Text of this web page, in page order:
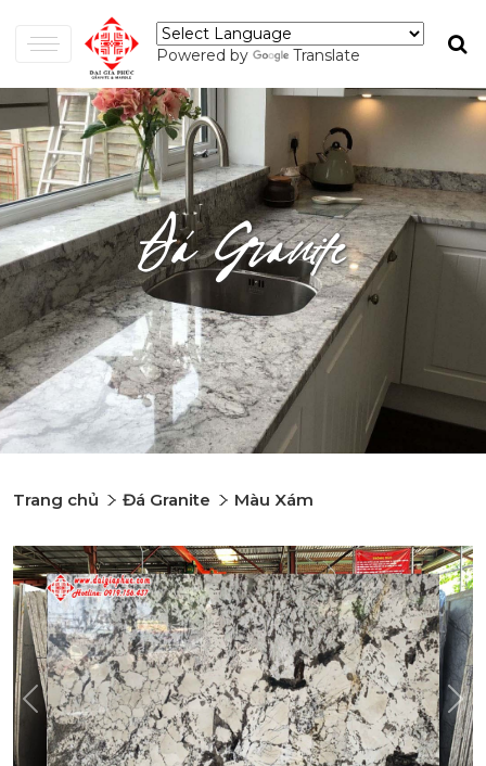
Powered by Translate
Đá Granite
Trang chủ Đá Granite Màu Xám
Previous